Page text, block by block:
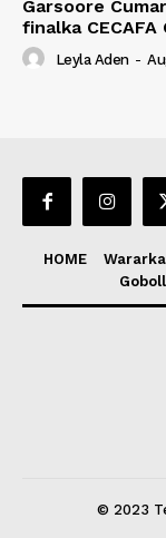
Garsoore
finalka CECAFA
Leyla Aden -
HOME Wararka
© 2023